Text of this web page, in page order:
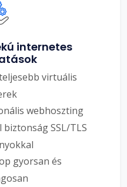
internetes
virtuális
webhoszting
biztonság SSL/TLS
gyorsan és